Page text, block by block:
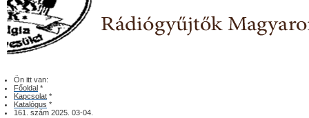
Ön itt van:
Főoldal *
Kapcsolat *
Katalógus *
161. szám 2025. 03-04.